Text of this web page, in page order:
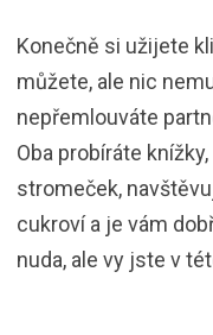
Konečně si užijete
můžete, ale nic
nepřemlouváte
Oba probíráte
stromeček,
cukroví a je vám
nuda, ale vy jste v